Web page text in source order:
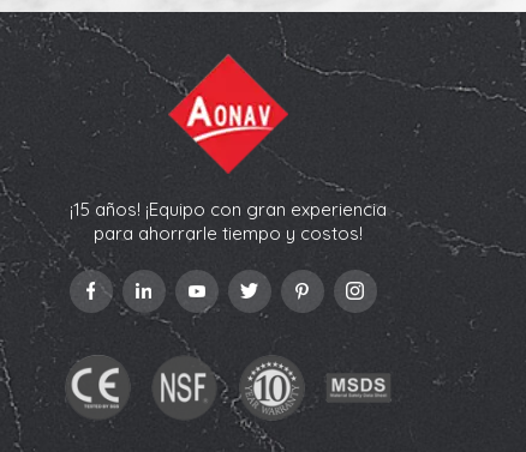
¡15 años! ¡Equipo con gran experiencia
para ahorrarle tiempo y costos!